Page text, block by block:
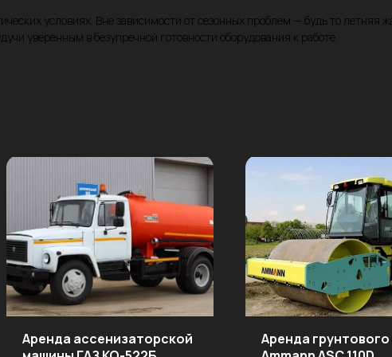
условиях. Вне зависимости от сезонных проблем — будь то
уверенным в безупречной готовности оборудования к работе.
Аренда ассенизаторской
Аренда грунтового